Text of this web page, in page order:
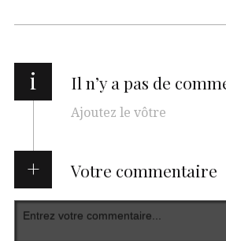
i Il n’y a pas de
Ajoutez le vôtre
Votre commentaire